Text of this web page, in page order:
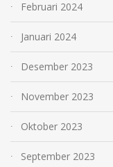
Februari 2024
Januari 2024
Desember 2023
November 2023
Oktober 2023
September 2023